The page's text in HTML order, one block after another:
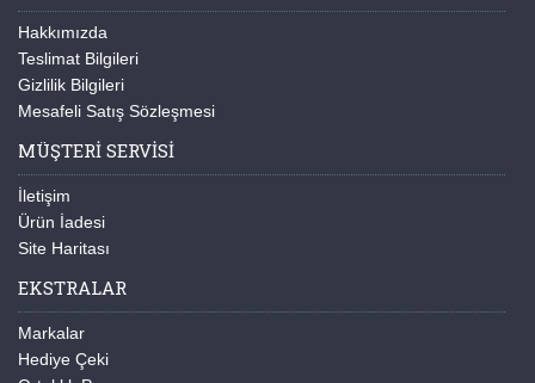
Hakkımızda
Teslimat Bilgileri
Gizlilik Bilgileri
Mesafeli Satış Sözleşmesi
MÜŞTERI SERVISI
İletişim
Ürün İadesi
Site Haritası
EKSTRALAR
Markalar
Hediye Çeki